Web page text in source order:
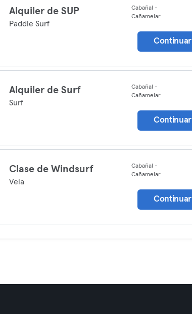
Alquiler de SUP
Paddle Surf
Cabañal -
Cañamelar
Continuar
Alquiler de Surf
Surf
Cabañal -
Cañamelar
Continuar
Clase de Windsurf
Vela
Cabañal -
Cañamelar
Continuar